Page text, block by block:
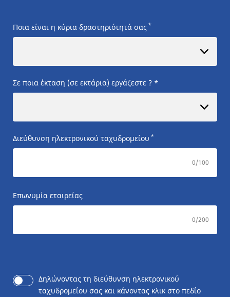
Ποια είναι η κύρια δραστηριότητά σας*
Σε ποια έκταση (σε εκτάρια) εργάζεστε ? *
Διεύθυνση ηλεκτρονικού ταχυδρομείου *
0/100
Επωνυμία εταιρείας
0/200
Δηλώνοντας τη διεύθυνση ηλεκτρονικού
ταχυδρομείου σας και κάνοντας κλικ στο πεδίο